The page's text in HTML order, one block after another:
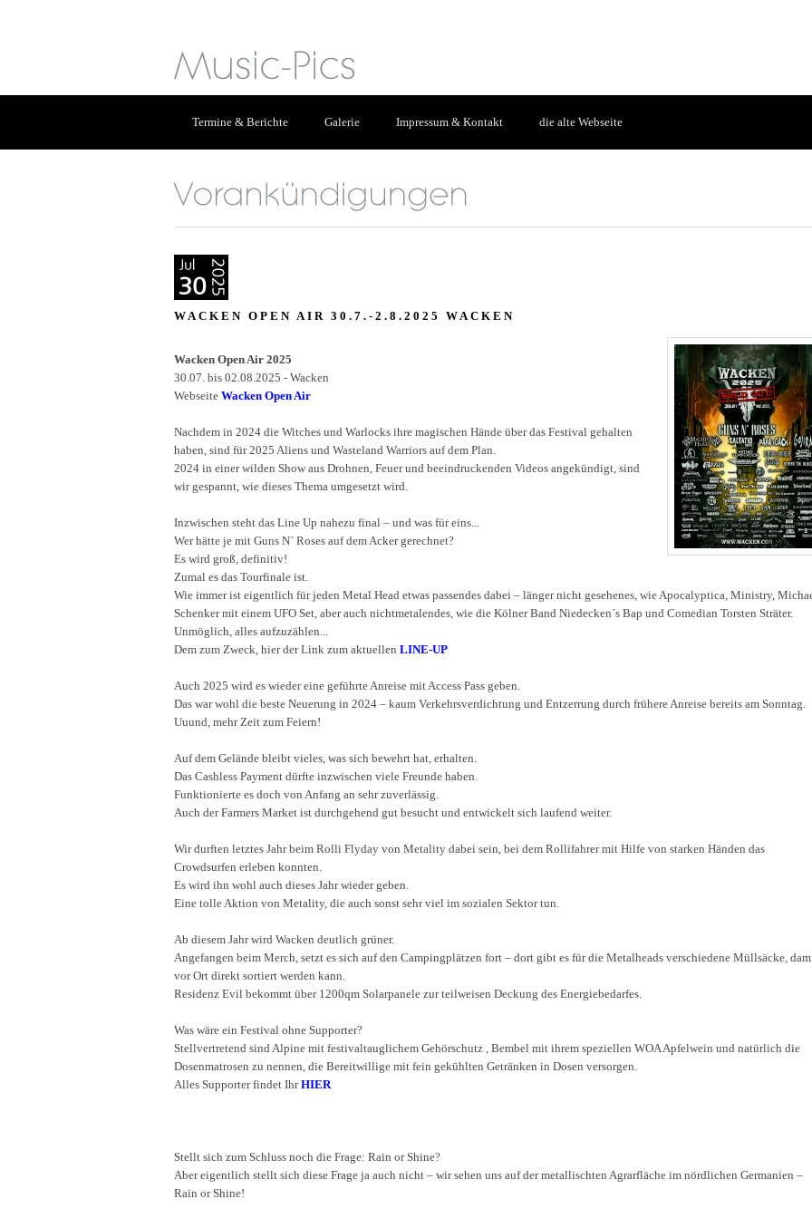
Termine & Berichte Galerie Impressum & Kontakt die alte Webseite
WACKEN OPEN AIR 30.7.-2.8.2025 WACKEN
Wacken Open Air 2025
30.07. bis 02.08.2025 - Wacken
Webseite Wacken Open Air
Nachdem in 2024 die Witches und Warlocks ihre magischen Hände über das Festival gehalten
haben, sind für 2025 Aliens und Wasteland Warriors auf dem Plan.
2024 in einer wilden Show aus Drohnen, Feuer und beeindruckenden Videos angekündigt, sind
wir gespannt, wie dieses Thema umgesetzt wird.
Inzwischen steht das Line Up nahezu final – und was für eins...
Wer hätte je mit Guns N` Roses auf dem Acker gerechnet?
Es wird groß, definitiv!
Zumal es das Tourfinale ist.
Wie immer ist eigentlich für jeden Metal Head etwas passendes dabei – länger nicht gesehenes, wie Apocalyptica, Ministry,
Schenker mit einem UFO Set, aber auch nichtmetalendes, wie die Kölner Band Niedecken´s Bap und Comedian Torsten Sträter.
Unmöglich, alles aufzuzählen...
Dem zum Zweck, hier der Link zum aktuellen LINE-UP
Auch 2025 wird es wieder eine geführte Anreise mit Access Pass geben.
Das war wohl die beste Neuerung in 2024 – kaum Verkehrsverdichtung und Entzerrung durch frühere Anreise bereits am Sonntag.
Uuund, mehr Zeit zum Feiern!
Auf dem Gelände bleibt vieles, was sich bewehrt hat, erhalten.
Das Cashless Payment dürfte inzwischen viele Freunde haben.
Funktionierte es doch von Anfang an sehr zuverlässig.
Auch der Farmers Market ist durchgehend gut besucht und entwickelt sich laufend weiter.
Wir durften letztes Jahr beim Rolli Flyday von Metality dabei sein, bei dem Rollifahrer mit Hilfe von starken Händen das
Crowdsurfen erleben konnten.
Es wird ihn wohl auch dieses Jahr wieder geben.
Eine tolle Aktion von Metality, die auch sonst sehr viel im sozialen Sektor tun.
Ab diesem Jahr wird Wacken deutlich grüner.
Angefangen beim Merch, setzt es sich auf den Campingplätzen fort – dort gibt es für die Metalheads verschiedene Müllsäcke,
vor Ort direkt sortiert werden kann.
Residenz Evil bekommt über 1200qm Solarpanele zur teilweisen Deckung des Energiebedarfes.
Was wäre ein Festival ohne Supporter?
Stellvertretend sind Alpine mit festivaltauglichem Gehörschutz , Bembel mit ihrem speziellen WOA Apfelwein und natürlich die
Dosenmatrosen zu nennen, die Bereitwillige mit fein gekühlten Getränken in Dosen versorgen.
Alles Supporter findet IhrHIER
Stellt sich zum Schluss noch die Frage: Rain or Shine?
Aber eigentlich stellt sich diese Frage ja auch nicht – wir sehen uns auf der metallischten Agrarfläche im nördlichen Germanien –
Rain or Shine!